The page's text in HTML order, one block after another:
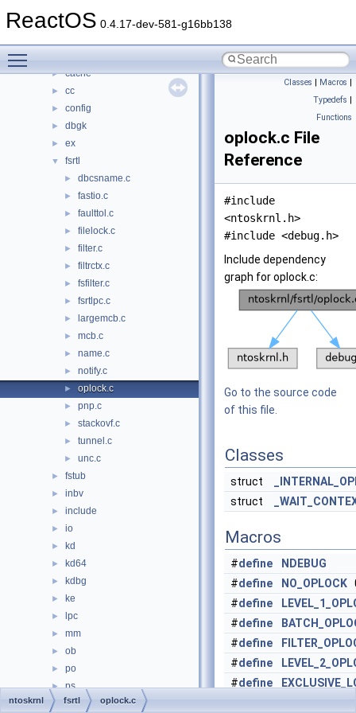
ReactOS 0.4.17-dev-581-g16bb138
► media
► cache
► cc
► config
► dbgk
► ex
▼ fsrtl
► dbcsname.c
► fastio.c
► faulttol.c
► filelock.c
► filter.c
► filtrctx.c
► fsfilter.c
► fsrtlpc.c
► largemcb.c
► mcb.c
► name.c
► notify.c
► oplock.c
► pnp.c
► stackovf.c
► tunnel.c
► unc.c
► fstub
► inbv
► include
► io
► kd
► kd64
► kdbg
► ke
► lpc
► mm
► ob
► po
► ps
► rtl
Classes | Macros |
Typedefs |
Functions
oplock.c File
Reference
#include
<ntoskrnl.h>
#include <debug.h>
Include dependency
graph for oplock.c:
Go to the source code
of this file.
Classes
struct
struct
Macros
#define
NDEBUG
#define NO_OPLOCK
#define
#define
#define
#define
#define
ntoskrnl fsrtl oplock.c